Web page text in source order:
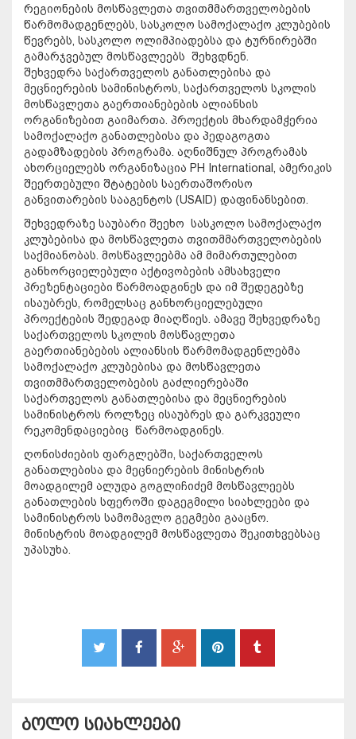
რეგიონების მოსწავლეთა თვითმმართველობების
წარმომადგენლებს, სასკოლო სამოქალაქო კლუბების
წევრებს, სასკოლო ოლიმპიადებსა და ტურნირებში
გამარჯვებულ მოსწავლეებს შეხვდნენ.
შეხვედრა საქართველოს განათლებისა და
მეცნიერების სამინისტროს, საქართველოს სკოლის
მოსწავლეთა გაერთიანებების ალიანსის
ორგანიზებით გაიმართა. პროექტის მხარდამჭერია
სამოქალაქო განათლებისა და პედაგოგთა
გადამზადების პროგრამა. აღნიშნულ პროგრამას
ახორციელებს ორგანიზაცია PH International, ამერიკის
შეერთებული შტატების საერთაშორისო
განვითარების სააგენტოს (USAID) დაფინანსებით.
შეხვედრაზე საუბარი შეეხო სასკოლო სამოქალაქო
კლუბებისა და მოსწავლეთა თვითმმართველობების
საქმიანობას. მოსწავლეებმა ამ მიმართულებით
განხორციელებული აქტივობების ამსახველი
პრეზენტაციები წარმოადგინეს და იმ შედეგებზე
ისაუბრეს, რომელსაც განხორციელებული
პროექტების შედეგად მიაღწიეს. ამავე შეხვედრაზე
საქართველოს სკოლის მოსწავლეთა
გაერთიანებების ალიანსის წარმომადგენლებმა
სამოქალაქო კლუბებისა და მოსწავლეთა
თვითმმართველობების გაძლიერებაში
საქართველოს განათლებისა და მეცნიერების
სამინისტროს როლზეც ისაუბრეს და გარკვეული
რეკომენდაციებიც წარმოადგინეს.
ღონისძიების ფარგლებში, საქართველოს
განათლებისა და მეცნიერების მინისტრის
მოადგილემ ალუდა გოგლიჩიძემ მოსწავლეებს
განათლების სფეროში დაგეგმილი სიახლეები და
სამინისტროს სამომავლო გეგმები გააცნო.
მინისტრის მოადგილემ მოსწავლეთა შეკითხვებსაც
უპასუხა.
ბოლო სიახლეები